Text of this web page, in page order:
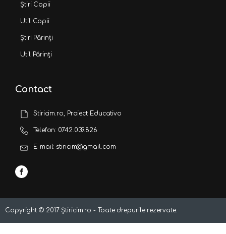
Știri Copii
Util Copii
Știri Părinți
Util Părinți
Contact
Stiricim.ro, Proiect Educativo
Telefon: 0742.039.826
E-mail: stiricim@gmail.com
Copyright © 2017 Știricim.ro - Toate drepurile rezervate.